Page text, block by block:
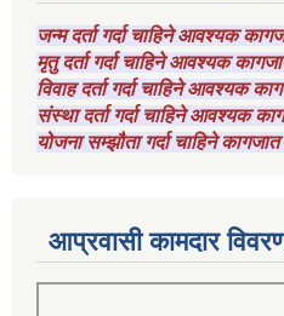
जन्म दर्ता गर्दा चाहिने आवश्यक
मृतु दर्ता गर्दा चाहिने आवश्यक
विवाह दर्ता गर्दा चाहिने आवश्यक
संस्था दर्ता गर्दा चाहिने आवश्यक
योजना सम्झौता गर्दा चाहिने
आप्रवासी कामदार